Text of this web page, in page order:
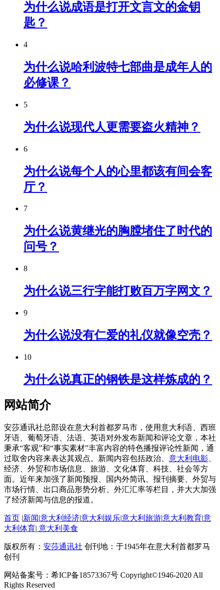
为什么说成语是打开文言文的金钥
匙？
4
为什么说哈利波特七部曲是成年人的
必修课？
5
为什么说现代人更需要盗火精神？
6
为什么说每个人的心里都该有间会客
厅？
7
为什么说黄继光的胸膛堵住了时代的
问号？
8
为什么说三行字能打败百万字网文？
9
为什么说没有仁爱的礼仪就像空壳？
10
为什么说真正的钢铁是这样炼成的？
网站简介
安莎通讯社总部设在意大利首都罗马市，使用意大利语、西班
牙语、葡萄牙语、法语、英语对外发布新闻和评论文章，本社
秉承“客观”和“事实素材”丰富内容的特色播报评论性新闻，通
过取舍内容来表达其观点。新闻内容包括政治、 意大利电影
经济、外贸和市场信息、旅游、文化体育、科技、社会等方
面。近年来加强了新闻预报、国内外简讯、报刊摘要、外贸与
市场行情、出口商品形势分析、外汇汇率等栏目，并大大加强
了经济新闻与信息的报道。
首页 |新闻|意大利经济|意大利娱乐|意大利旅游|意大利教育|意
大利体育| 意大利美食
版权所有： 安莎通讯社 创刊地：于1945年在意大利首都罗马
创刊
网站备案号：希ICP备18573367号 Copyright©1946-2020 All
Rights Reserved